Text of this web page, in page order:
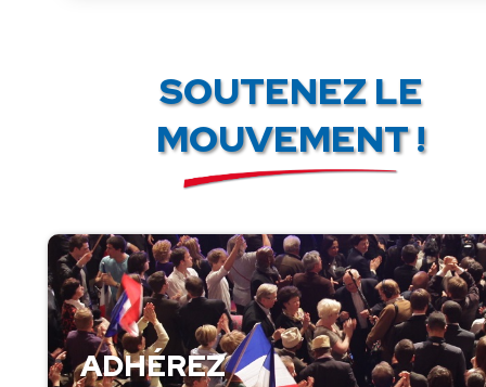
SOUTENEZ LE
MOUVEMENT !
ADHÉREZ